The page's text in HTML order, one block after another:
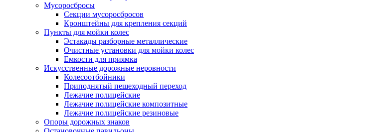
Мусоросбросы
Секции мусоросбросов
Кронштейны для крепления секций
Пункты для мойки колес
Эстакады разборные металлические
Очистные установки для мойки колес
Емкости для приямка
Искусственные дорожные неровности
Колесоотбойники
Приподнятый пешеходный переход
Лежачие полицейские
Лежачие полицейские композитные
Лежачие полицейские резиновые
Опоры дорожных знаков